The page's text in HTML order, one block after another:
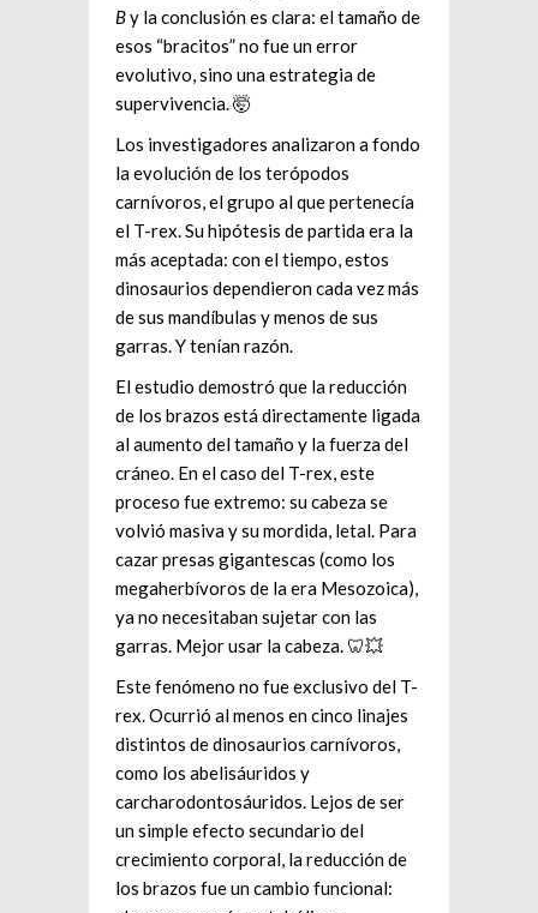
By la conclusión es clara: el tamaño de
esos “bracitos” no fue un error
evolutivo, sino una estrategia de
supervivencia. 🤯
Los investigadores analizaron a fondo
la evolución de los terópodos
carnívoros, el grupo al que pertenecía
el T-rex. Su hipótesis de partida era la
más aceptada: con el tiempo, estos
dinosaurios dependieron cada vez más
de sus mandíbulas y menos de sus
garras. Y tenían razón.
El estudio demostró que la reducción
de los brazos está directamente ligada
al aumento del tamaño y la fuerza del
cráneo. En el caso del T-rex, este
proceso fue extremo: su cabeza se
volvió masiva y su mordida, letal. Para
cazar presas gigantescas (como los
megaherbívoros de la era Mesozoica),
ya no necesitaban sujetar con las
garras. Mejor usar la cabeza. 🦷💥
Este fenómeno no fue exclusivo del T-
rex. Ocurrió al menos en cinco linajes
distintos de dinosaurios carnívoros,
como los abelisáuridos y
carcharodontosáuridos. Lejos de ser
un simple efecto secundario del
crecimiento corporal, la reducción de
los brazos fue un cambio funcional: